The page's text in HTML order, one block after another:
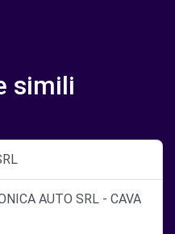
simili
AUTO SRL - CAVA